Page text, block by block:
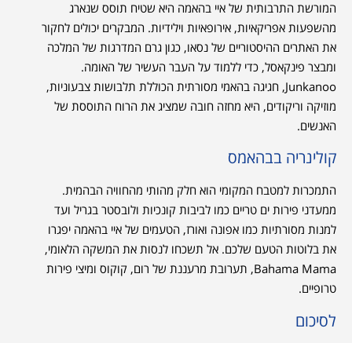
המורשת התרבותית של איי בהאמה היא שטיח תוסס שנארג
מהשפעות אפריקאיות, אירופאיות וילידיות. המבקרים יכולים לחקור
את האתרים ההיסטוריים של נסאו, כגון גרם המדרגות של המלכה
ומבצר פינקאסל, כדי ללמוד על העבר העשיר של האומה.
Junkanoo, חגיגה בהאמי מסורתית הכוללת תלבושות צבעוניות,
מוזיקה וריקודים, היא מחזה חובה שמציג את הרוח התוססת של
האנשים.
קולינריה בבהאמס
התמכרות למטבח המקומי הוא חלק מהותי מהחוויה הבהמית.
ממעדני פירות ים טריים כמו לביבות קונכיות ולובסטר בגריל ועד
למנות מסורתיות כמו אפונה ואורז, הטעמים של איי בהאמה יפגרו
את בלוטות הטעם שלכם. אל תשכחו לנסות את המשקה הלאומי,
Bahama Mama, תערובת מרעננת של רום, קוקוס ומיצי פירות
טרופיים.
לסיכום